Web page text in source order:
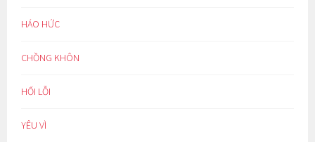
HÁO HỨC
CHỒNG KHÔN
HỐI LỖI
YÊU VÌ